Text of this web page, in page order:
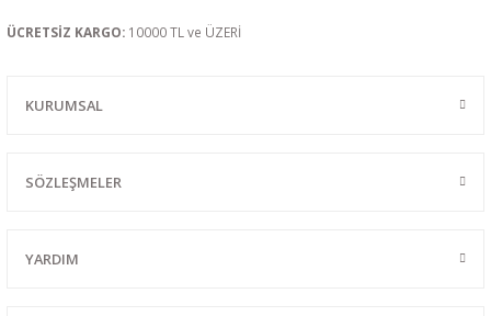
ÜCRETSİZ KARGO: 10000 TL ve ÜZERİ
KURUMSAL
SÖZLEŞMELER
YARDIM